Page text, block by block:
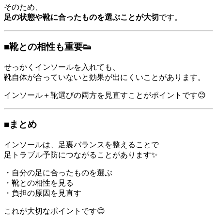
そのため、
足の状態や靴に合ったものを選ぶことが大切です。
■靴との相性も重要👟
せっかくインソールを入れても、
靴自体が合っていないと効果が出にくいことがあります。
インソール＋靴選びの両方を見直すことがポイントです😊
■まとめ
インソールは、足裏バランスを整えることで
足トラブル予防につながることがあります✨
・自分の足に合ったものを選ぶ
・靴との相性を見る
・負担の原因を見直す
これが大切なポイントです😊